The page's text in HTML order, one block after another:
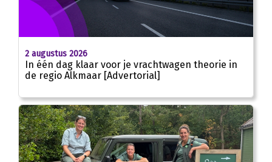
2 augustus 2026
In één dag klaar voor je vrachtwagen theorie in
de regio Alkmaar [Advertorial]